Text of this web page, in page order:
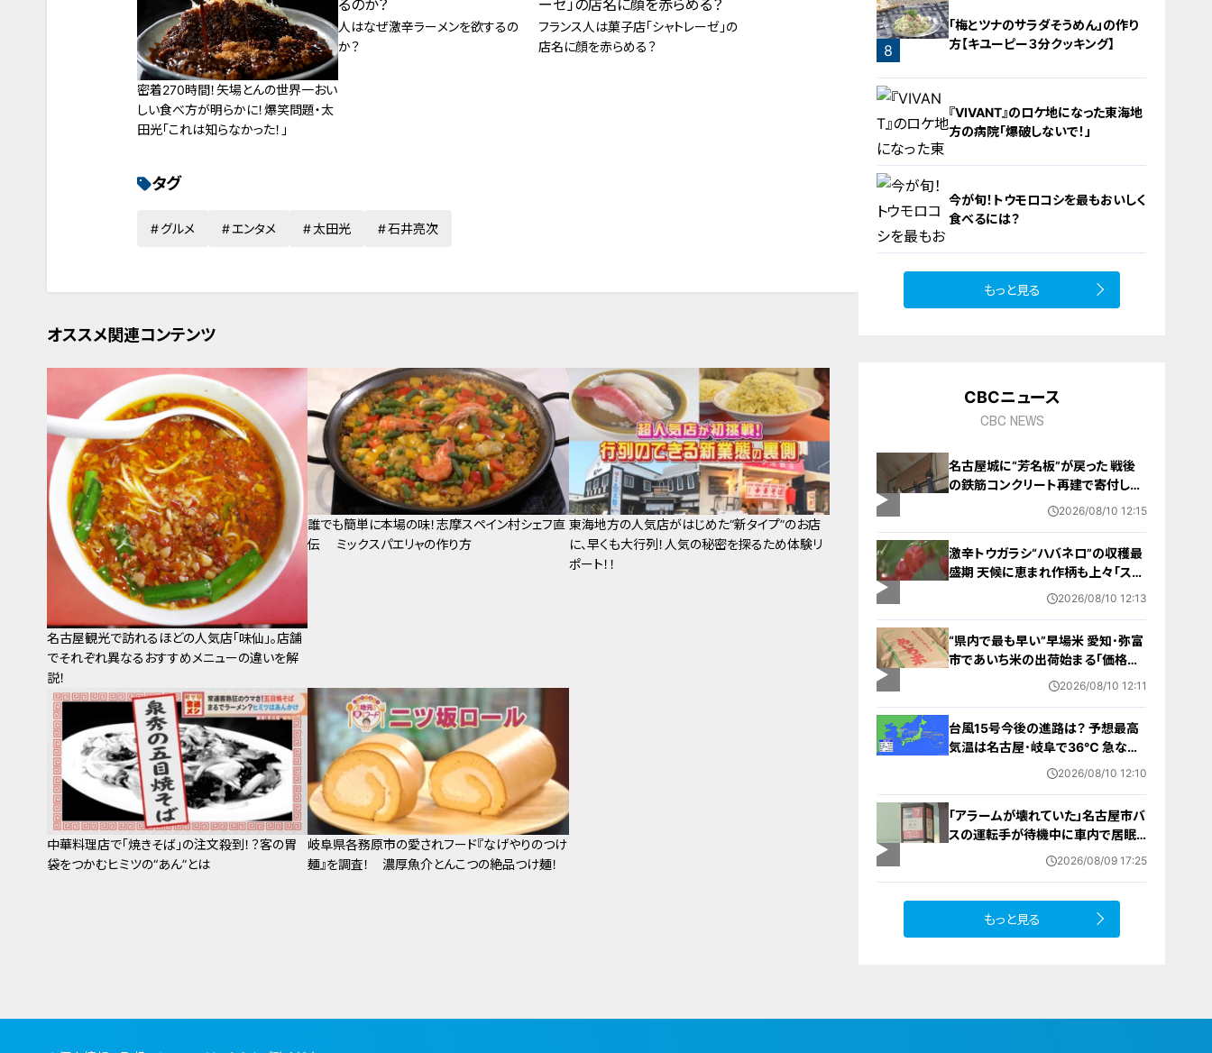
密着270時間！矢場とんの世界一おい
しい食べ方が明らかに！爆笑問題・太
田光「これは知らなかった！」
人はなぜ激辛ラーメンを欲するの
か？
フランス人は菓子店「シャトレーゼ」の
店名に顔を赤らめる？
タグ
グルメ エンタメ 太田光 石井亮次
オススメ関連コンテンツ
名古屋観光で訪れるほどの人気店「味仙」。店舗
でそれぞれ異なるおすすめメニューの違いを解
説！
誰でも簡単に本場の味！志摩スペイン村シェフ直
伝 ミックスパエリャの作り方
東海地方の人気店がはじめた“新タイプ”のお店
に、早くも大行列！人気の秘密を探るため体験リ
ポート！！
中華料理店で「焼きそば」の注文殺到！？客の胃
袋をつかむヒミツの“あん”とは
岐阜県各務原市の愛されフード『なげやりのつけ
麺』を調査！ 濃厚魚介とんこつの絶品つけ麺！
8
「梅とツナのサラダそうめん」の作り
方【キユーピー３分クッキング】
9
『VIVANT』のロケ地になった東海地
方の病院「爆破しないで！」
今が旬！トウモロコシを最もおいしく
食べるには？
もっと見る
CBCニュース
CBC NEWS
名古屋城に“芳名板”が戻った 戦後
の鉄筋コンクリート再建で寄付した
個人や団体を記載 2025年に取り外
2026/08/10 12:15
激辛トウガラシ“ハバネロ”の収穫最
盛期 天候に恵まれ作柄も上々「スト
レスかかり例年より辛いのでは」 三
2026/08/10 12:13
“県内で最も早い”早場米 愛知･弥富
市であいち米の出荷始まる「価格も
リーズナブルになる予想、お茶碗一
2026/08/10 12:11
台風15号今後の進路は？ 予想最高
気温は名古屋･岐阜で36℃ 急な激
しい雨や雷に注意 愛知･岐阜･三重
2026/08/10 12:10
「アラームが壊れていた」名古屋市バ
スの運転手が待機中に車内で居眠
り 47分遅れで運行 金山～妙見
2026/08/09 17:25
もっと見る